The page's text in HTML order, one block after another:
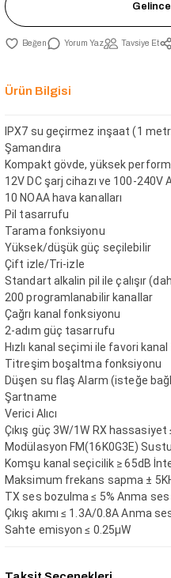
Yorum Yaz Tavsiye Et
Ürün Bilgisi
IPX7 su geçirmez inşaat (1
Şamandıra
Kompakt gövde, yüksek
12V DC şarj cihazı ve 100-240V
10 NOAA hava kanalları
Pil tasarrufu
Tarama fonksiyonu
Yüksek/düşük güç seçilebilir
Çift izle/Tri-izle
Standart alkalin pil ile çalışır
200 programlanabilir kanallar
Çağrı kanal fonksiyonu
2-adım güç tasarrufu
Hızlı kanal seçimi ile favori
Titreşim boşaltma fonksiyonu
Düşen su flaş Alarm (isteğe
Şartname
Verici Alıcı
Çıkış güç 3W/1W RX hassasiyet
Modülasyon FM(16K0G3E)
Komşu kanal seçicilik ≥ 65dB
Maksimum frekans sapma ±
TX ses bozulma ≤ 5% Anma ses
Çıkış akımı ≤ 1.3A/0.8A Anma
Sahte emisyon ≤ 0.25μW